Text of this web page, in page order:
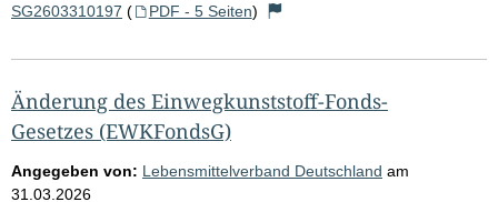
SG2603310197 ( PDF - 5 Seiten)
Änderung des Einwegkunststoff-Fonds-
Gesetzes (EWKFondsG)
Angegeben von: Lebensmittelverband Deutschland am
31.03.2026